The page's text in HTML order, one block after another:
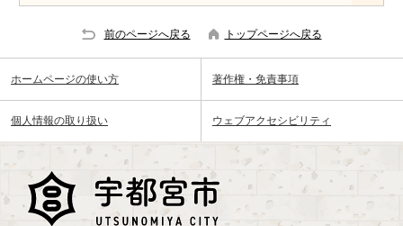
前のページへ戻る トップページへ戻る
ホームページの使い方 著作権・免責事項
個人情報の取り扱い ウェブアクセシビリティ